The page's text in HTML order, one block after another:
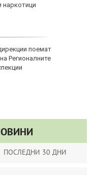
130000 EUR
Студио, 54
104000 EUR
ПОСЛЕДНИ 30 ДНИ